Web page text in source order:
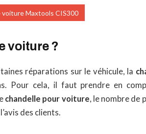
voiture Maxtools CIS300
voiture ?
réparations sur le véhicule, la
Pour cela, il faut prendre en
chandelle pour voiture, le nombre de
des clients.